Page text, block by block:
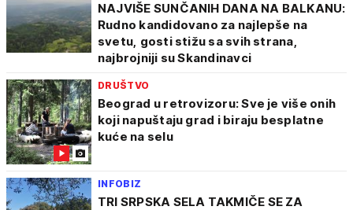
NAJVIŠE SUNČANIH DANA NA BALKANU:
Rudno kandidovano za najlepše na
svetu, gosti stižu sa svih strana,
najbrojniji su Skandinavci
DRUŠTVO
Beograd u retrovizoru: Sve je više onih
koji napuštaju grad i biraju besplatne
kuće na selu
INFOBIZ
TRI SRPSKA SELA TAKMIČE SE ZA